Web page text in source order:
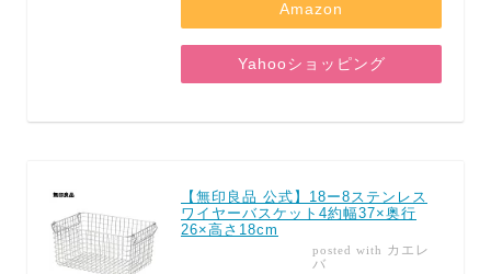
Amazon
Yahooショッピング
【無印良品 公式】18ー8ステンレス
ワイヤーバスケット4約幅37×奥行
26×高さ18cm
posted with カエレ
バ